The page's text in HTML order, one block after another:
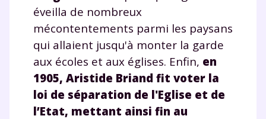
éveilla de nombreux
mécontentements parmi les paysans
qui allaient jusqu'à monter la garde
aux écoles et aux églises. Enfin, en
1905, Aristide Briand fit voter la
loi de séparation de l'Eglise et de
l’Etat, mettant ainsi fin au
Envie de progresser
et de réussir votre
année scolaire ?